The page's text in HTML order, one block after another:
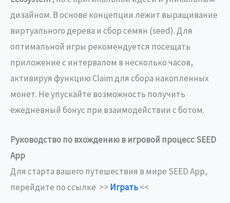
дизайном. В основе концепции лежит выращивание
виртуального дерева и сбор семян (seed). Для
оптимальной игры рекомендуется посещать
приложение с интервалом в несколько часов,
активируя функцию Claim для сбора накопленных
монет. Не упускайте возможность получить
ежедневный бонус при взаимодействии с ботом.
Руководство по вхождению в игровой процесс SEED
App
Для старта вашего путешествия в мире SEED App,
перейдите по ссылке >>Играть<<